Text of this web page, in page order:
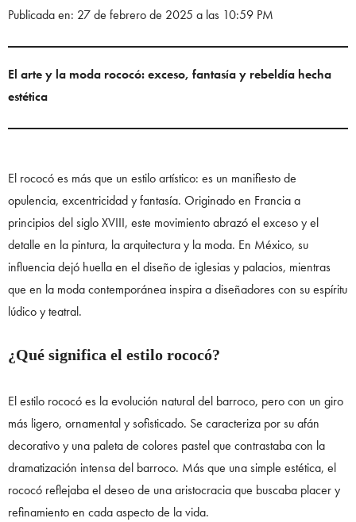
Publicada en: 27 de febrero de 2025 a las 10:59 PM
El arte y la moda rococó: exceso, fantasía y rebeldía hecha
estética
El rococó es más que un estilo artístico: es un manifiesto de
opulencia, excentricidad y fantasía. Originado en Francia a
principios del siglo XVIII, este movimiento abrazó el exceso y el
detalle en la pintura, la arquitectura y la moda. En México, su
influencia dejó huella en el diseño de iglesias y palacios, mientras
que en la moda contemporánea inspira a diseñadores con su espíritu
lúdico y teatral.
¿Qué significa el estilo rococó?
El estilo rococó es la evolución natural del barroco, pero con un giro
más ligero, ornamental y sofisticado. Se caracteriza por su afán
decorativo y una paleta de colores pastel que contrastaba con la
dramatización intensa del barroco. Más que una simple estética, el
rococó reflejaba el deseo de una aristocracia que buscaba placer y
refinamiento en cada aspecto de la vida.